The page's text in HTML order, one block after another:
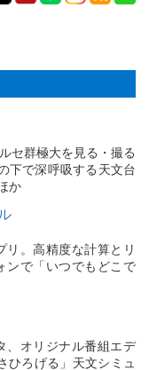
セ群極大を見る・撮る
下で深呼吸する天文台
か
リ。高精度な計算とリ
ンで「いつでもどこで
、オリジナル番組エデ
ひろげる」天文シミュ